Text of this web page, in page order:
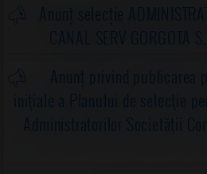
Anunț selecție
CANAL SERV
Anunț privind publicarea
iniţiale a Planului de selecţie
Administratorilor Societăţii